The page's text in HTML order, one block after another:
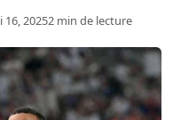
16, 20252 min de lecture